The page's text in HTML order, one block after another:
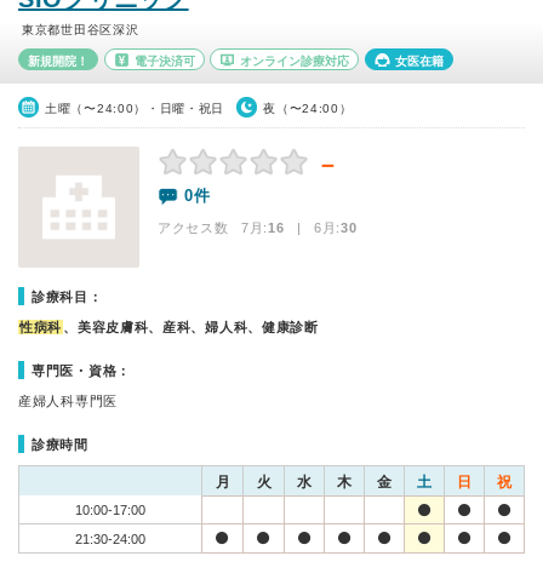
東京都世田谷区深沢
新規開院！ 電子決済可 オンライン診療対応 女医在籍
土曜（〜24:00）・日曜・祝日 夜（〜24:00）
－
0件
アクセス数 7月:16 | 6月:30
診療科目：
性病科 、美容皮膚科、産科、婦人科、健康診断
専門医・資格：
産婦人科専門医
診療時間
月 火 水 木 金 土 日 祝
10:00-17:00
21:30-24:00